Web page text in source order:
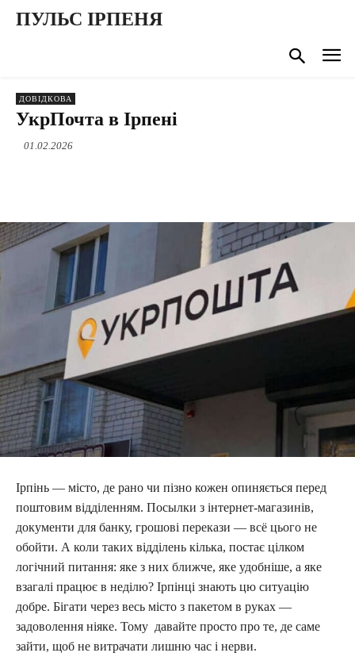
ПУЛЬС ІРПЕНЯ
ДОВІДКОВА
УкрПочта в Ірпені
01.02.2026
Ірпінь — місто, де рано чи пізно кожен опиняється перед
поштовим відділенням. Посылки з інтернет-магазинів,
документи для банку, грошові перекази — всё цього не
обойти. А коли таких відділень кілька, постає цілком
логічний питання: яке з них ближче, яке удобніше, а яке
взагалі працює в неділю? Ірпінці знають цю ситуацію
добре. Бігати через весь місто з пакетом в руках —
задоволення ніяке. Тому давайте просто про те, де саме
зайти, щоб не витрачати лишню час і нерви.